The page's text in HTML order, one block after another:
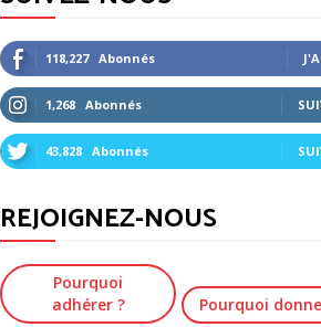
118,227 Abonnés
1,268 Abonnés
43,828 Abonnés
REJOIGNEZ-NOUS
Pourquoi
adhérer ?
Pourquoi